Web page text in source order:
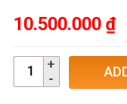
10.500.000 ₫